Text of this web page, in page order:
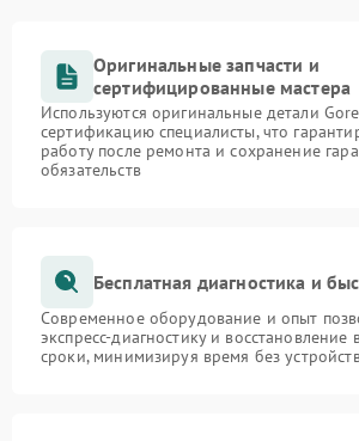
Оригинальные запчасти и
сертифицированные мастера
Используются оригинальные детали
сертификацию специалисты, что
работу после ремонта и сохранение
обязательств
Бесплатная диагностика и
Современное оборудование и опыт
экспресс-диагностику и восстановление
сроки, минимизируя время без